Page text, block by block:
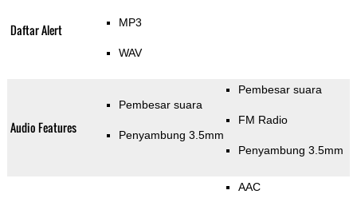
Daftar Alert MP3
WAV
Audio Features
Pembesar suara
Penyambung 3.5mm
Pembesar suara
FM Radio
Penyambung 3.5mm
AAC